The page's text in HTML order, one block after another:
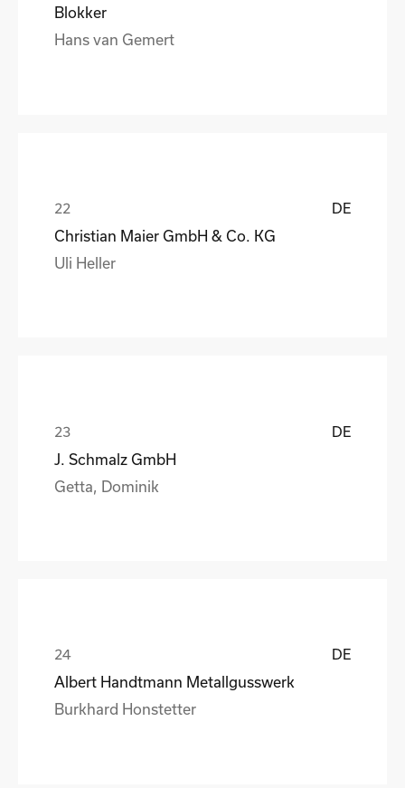
Blokker
Hans van Gemert
DE
Christian Maier GmbH & Co. KG
Uli Heller
DE
J. Schmalz GmbH
Getta, Dominik
DE
Albert Handtmann Metallgusswerk
Burkhard Honstetter